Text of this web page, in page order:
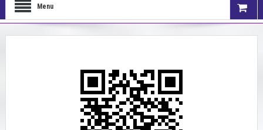
Menu